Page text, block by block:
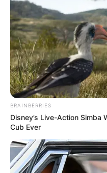
00:02 / 07 Avqust 2026
7 avqustda bizi
ULDUZ FALI
126
BRAINBERRIES
Disney’s Live-Action Simba
Cub Ever